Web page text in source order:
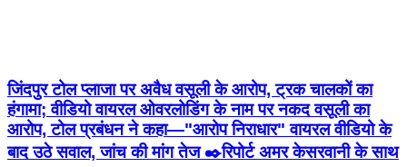
जिंदपुर टोल प्लाजा पर अवैध वसूली के आरोप, ट्रक चालकों का
हंगामा; वीडियो वायरल ओवरलोडिंग के नाम पर नकद वसूली का
आरोप, टोल प्रबंधन ने कहा—"आरोप निराधार" वायरल वीडियो के
बाद उठे सवाल, जांच की मांग तेज ✒️रिपोर्ट अमर केसरवानी के साथ